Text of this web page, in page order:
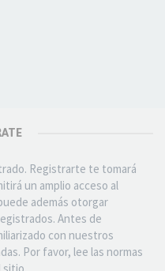
Registrarte te tomará
un amplio acceso al
además otorgar
Antes de
con nuestros
Por favor, lee las normas